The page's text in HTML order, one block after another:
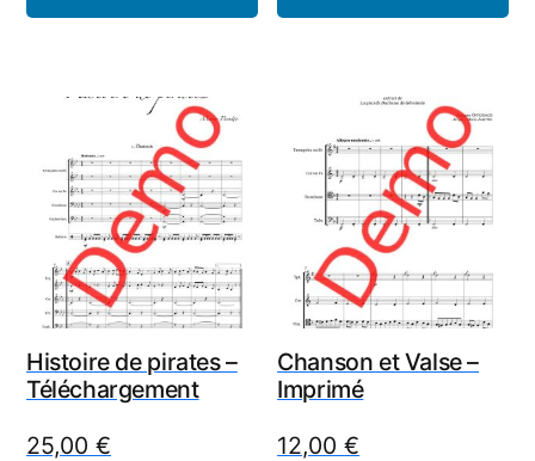
Histoire de pirates –
Téléchargement
25,00 €
Chanson et Valse –
Imprimé
12,00€